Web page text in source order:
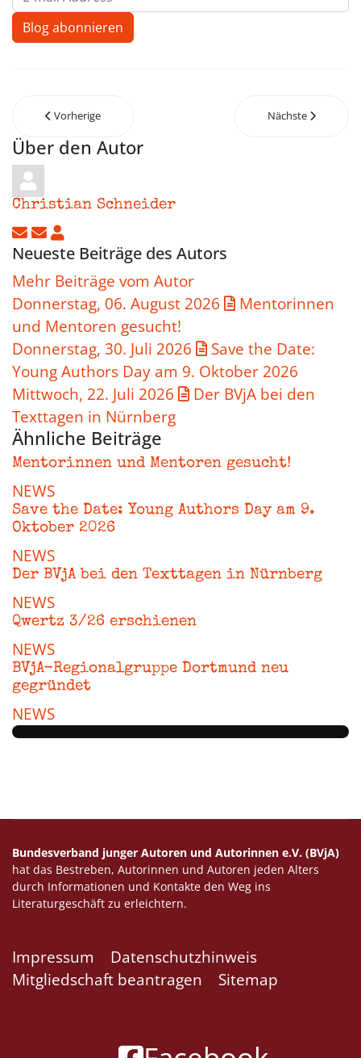
Blog abonnieren
Vorherige Nächste
Über den Autor
Christian Schneider
Updates abonnieren
Abo von Updates dieses Autors beenden
Christian Schneider
Neueste Beiträge des Autors
Mehr Beiträge vom Autor
Donnerstag, 06. August 2026
Mentorinnen
und Mentoren gesucht!
Donnerstag, 30. Juli 2026
Save the Date:
Young Authors Day am 9. Oktober 2026
Mittwoch, 22. Juli 2026
Der BVjA bei den
Texttagen in Nürnberg
Ähnliche Beiträge
Mentorinnen und Mentoren gesucht!
NEWS
Save the Date: Young Authors Day am 9.
Oktober 2026
NEWS
Der BVjA bei den Texttagen in Nürnberg
NEWS
Qwertz 3/26 erschienen
NEWS
BVjA-Regionalgruppe Dortmund neu
gegründet
NEWS
Bundesverband junger Autoren und Autorinnen e.V. (BVjA)
hat das Bestreben, Autorinnen und Autoren jeden Alters
durch Informationen und Kontakte den Weg ins
Literaturgeschäft zu erleichtern.
Impressum
Datenschutzhinweis
Mitgliedschaft beantragen
Sitemap